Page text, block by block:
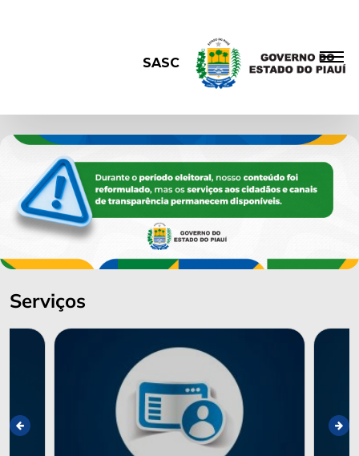
SASC
Serviços